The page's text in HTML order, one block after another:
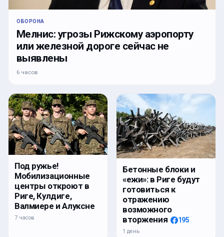
ОБОРОНА
Мелнис: угрозы Рижскому аэропорту
или железной дороге сейчас не
выявлены
6 часов
Под ружье!
Мобилизационные
центры откроют в
Риге, Кулдиге,
Валмиере и Алуксне
7 часов
Бетонные блоки и
«ежи»: в Риге будут
готовиться к
отражению
возможного
вторжения
195
1 день